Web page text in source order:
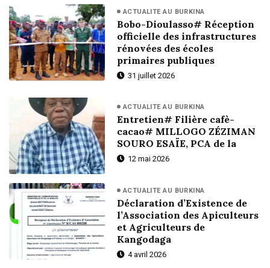
ACTUALITE AU BURKINA
Bobo-Dioulasso# Réception
officielle des infrastructures
rénovées des écoles
primaires publiques
31 juillet 2026
ACTUALITE AU BURKINA
Entretien# Filière cafè-
cacao# MILLOGO ZÉZIMAN
SOURO ESAÏE, PCA de la
12 mai 2026
ACTUALITE AU BURKINA
Déclaration d’Existence de
l’Association des Apiculteurs
et Agriculteurs de
Kangodaga
4 avril 2026